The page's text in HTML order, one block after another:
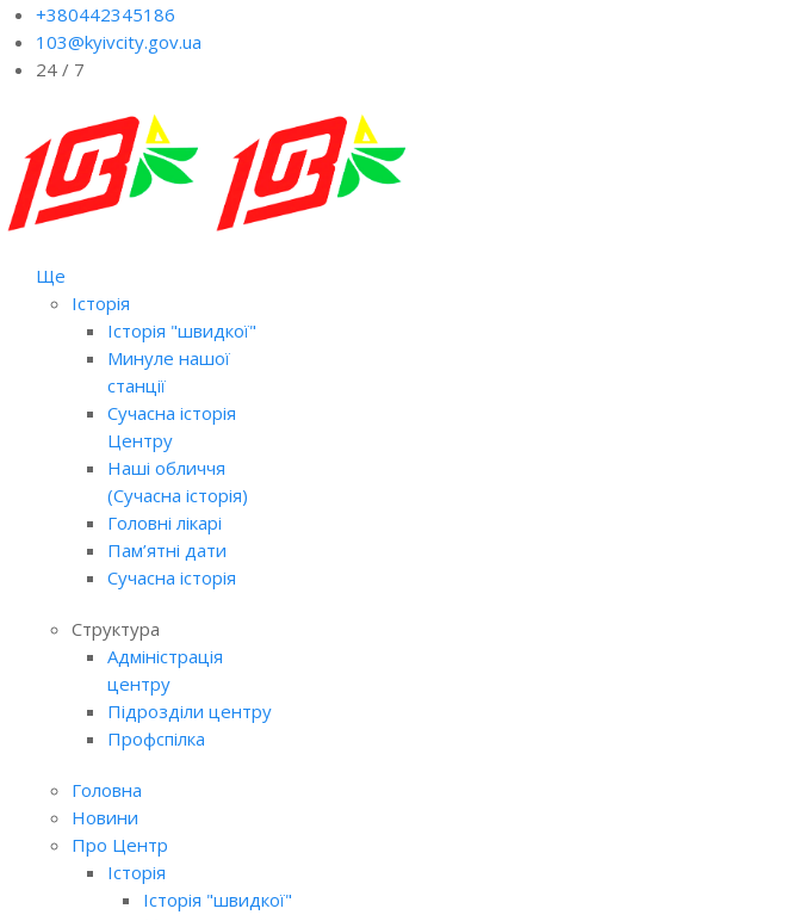
+380442345186
103@kyivcity.gov.ua
24 / 7
Ще
Історія
Історія "швидкої"
Минуле нашої
станції
Сучасна історія
Центру
Наші обличчя
(Сучасна історія)
Головні лікарі
Пам’ятні дати
Сучасна історія
Структура
Адміністрація
центру
Підрозділи центру
Профспілка
Головна
Новини
Про Центр
Історія
Історія "швидкої"